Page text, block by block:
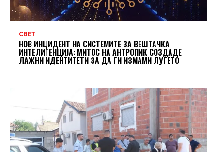
СВЕТ
НОВ ИНЦИДЕНТ НА СИСТЕМИТЕ ЗА ВЕШТАЧКА
ИНТЕЛИГЕНЦИЈА: МИТОС НА АНТРОПИК СОЗДАДЕ
ЛАЖНИ ИДЕНТИТЕТИ ЗА ДА ГИ ИЗМАМИ ЛУЃЕТО